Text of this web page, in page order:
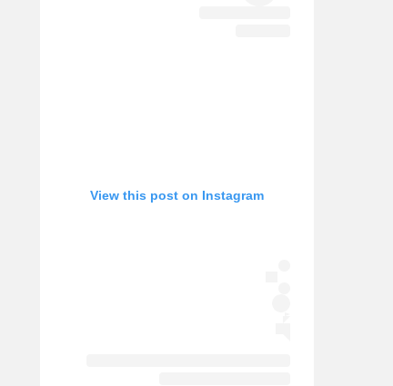
View this post on Instagram